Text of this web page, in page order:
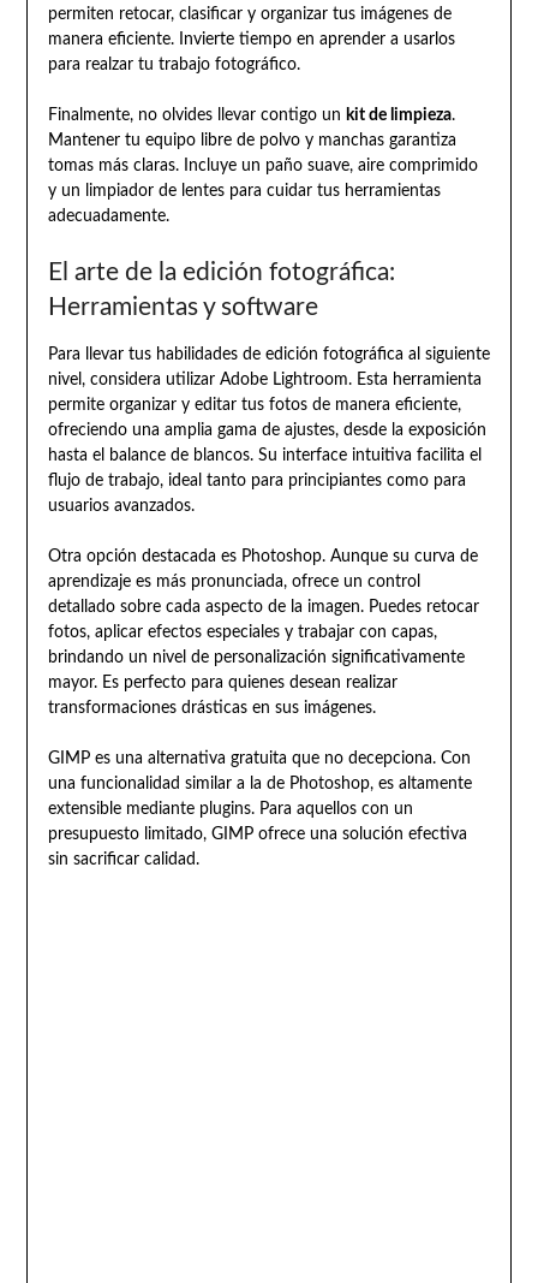
permiten retocar, clasificar y organizar tus imágenes de
manera eficiente. Invierte tiempo en aprender a usarlos
para realzar tu trabajo fotográfico.
Finalmente, no olvides llevar contigo un kit de limpieza.
Mantener tu equipo libre de polvo y manchas garantiza
tomas más claras. Incluye un paño suave, aire comprimido
y un limpiador de lentes para cuidar tus herramientas
adecuadamente.
El arte de la edición fotográfica:
Herramientas y software
Para llevar tus habilidades de edición fotográfica al siguiente
nivel, considera utilizar Adobe Lightroom. Esta herramienta
permite organizar y editar tus fotos de manera eficiente,
ofreciendo una amplia gama de ajustes, desde la exposición
hasta el balance de blancos. Su interface intuitiva facilita el
flujo de trabajo, ideal tanto para principiantes como para
usuarios avanzados.
Otra opción destacada es Photoshop. Aunque su curva de
aprendizaje es más pronunciada, ofrece un control
detallado sobre cada aspecto de la imagen. Puedes retocar
fotos, aplicar efectos especiales y trabajar con capas,
brindando un nivel de personalización significativamente
mayor. Es perfecto para quienes desean realizar
transformaciones drásticas en sus imágenes.
GIMP es una alternativa gratuita que no decepciona. Con
una funcionalidad similar a la de Photoshop, es altamente
extensible mediante plugins. Para aquellos con un
presupuesto limitado, GIMP ofrece una solución efectiva
sin sacrificar calidad.